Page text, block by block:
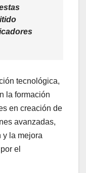
tecnológica,
la formación
en creación de
avanzadas,
y la mejora
el